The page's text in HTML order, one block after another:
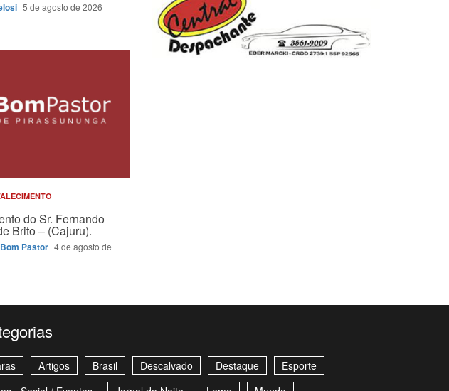
5 de agosto de 2026
do Sr. Fernando
Brito – (Cajuru).
Pastor 4 de agosto de
Artigos Brasil Descalvado Destaque
Esporte